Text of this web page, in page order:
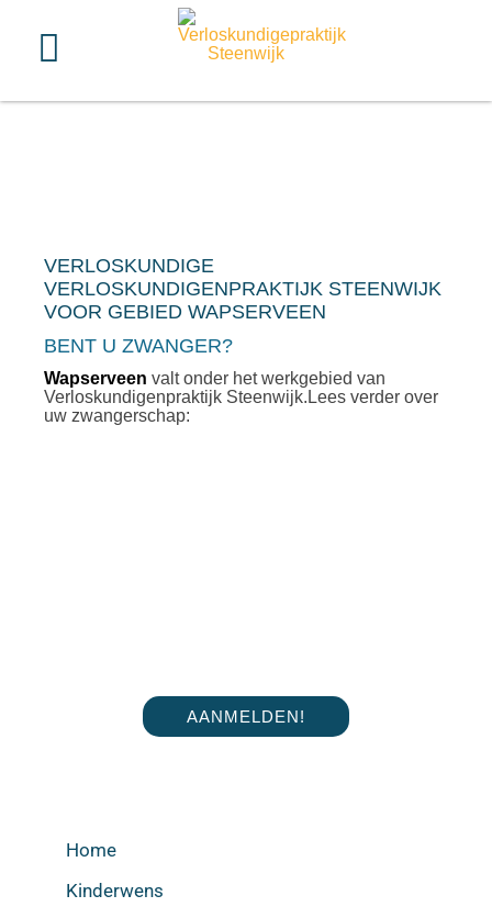
VERLOSKUNDIGE
VERLOSKUNDIGENPRAKTIJK STEENWIJK
VOOR GEBIED WAPSERVEEN
BENT U ZWANGER?
Wapserveen valt onder het werkgebied van
Verloskundigenpraktijk Steenwijk.Lees verder over
uw zwangerschap:
AANMELDEN!
Home
Kinderwens